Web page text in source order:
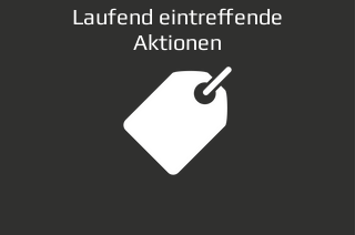
Laufend eintreffende
Aktionen